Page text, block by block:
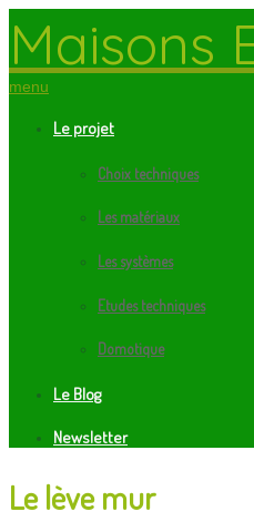
Maisons
menu
Le projet
Choix techniques
Les matériaux
Les systèmes
Etudes techniques
Domotique
Le Blog
Newsletter
Le lève mur